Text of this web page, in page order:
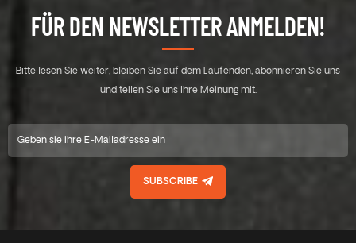
FÜR DEN NEWSLETTER ANMELDEN!
Bitte lesen Sie weiter, bleiben Sie auf dem Laufenden, abonnieren Sie uns
und teilen Sie uns Ihre Meinung mit.
SUBSCRIBE